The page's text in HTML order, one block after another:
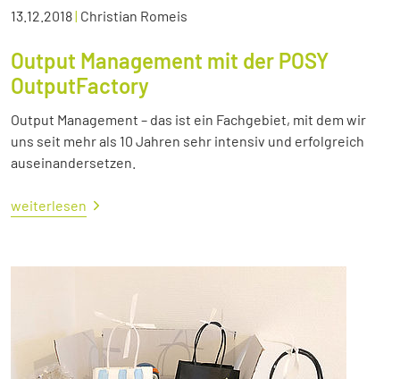
13.12.2018| Christian Romeis
Output Management mit der POSY
OutputFactory
Output Management – das ist ein Fachgebiet, mit dem wir
uns seit mehr als 10 Jahren sehr intensiv und erfolgreich
auseinandersetzen.
weiterlesen